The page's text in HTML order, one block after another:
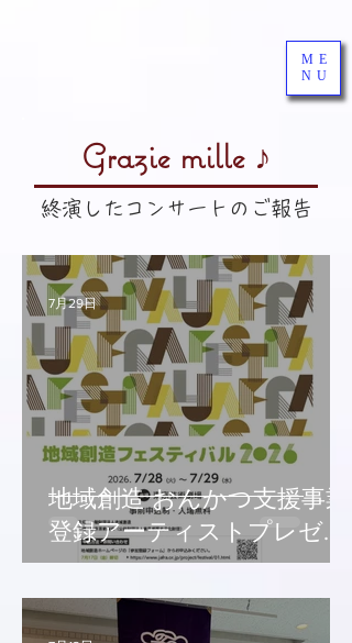
ME
NU
Grazie mille ♪
​終演したコンサートのご報告
地域創造 おんかつ支援事業
登録アーティストプレゼン
テーション2026
7月29日